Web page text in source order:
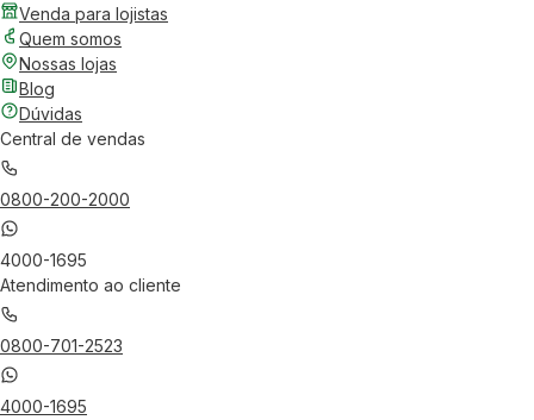
Venda para lojistas
Quem somos
Nossas lojas
Blog
Dúvidas
Central de vendas
0800-200-2000
4000-1695
Atendimento ao cliente
0800-701-2523
4000-1695